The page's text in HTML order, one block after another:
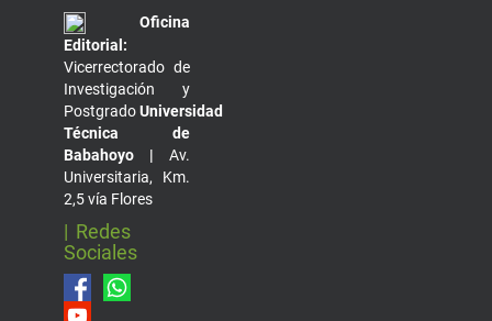
Oficina
Editorial:
Vicerrectorado de
Investigación y
PostgradoUniversidad
Técnica de
Babahoyo | Av.
Universitaria, Km.
2,5 vía Flores
| Redes
Sociales